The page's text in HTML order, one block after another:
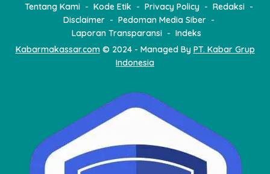
Tentang Kami Kode Etik Privacy Policy
Redaksi
Disclaimer
Pedoman Media Siber
Laporan Transparansi
Indeks
Kabarmakassar.com© 2024 - Managed By PT. Kabar Grup
Indonesia